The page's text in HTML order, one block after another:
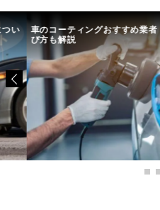
い 車のコーティングおすすめ業
び方も解説